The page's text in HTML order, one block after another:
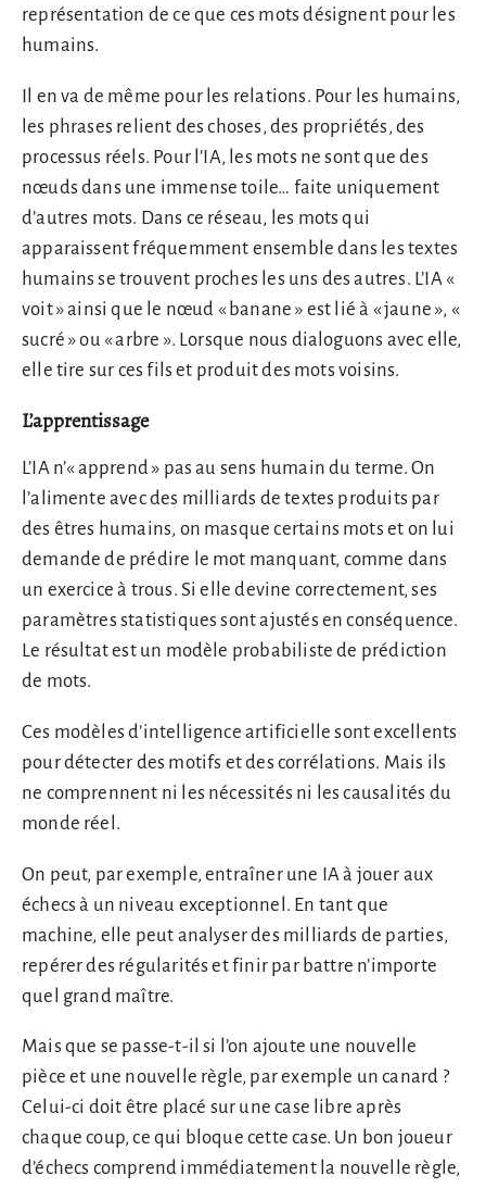
représentation de ce que ces mots désignent pour les
humains.
Il en va de même pour les relations. Pour les humains,
les phrases relient des choses, des propriétés, des
processus réels. Pour l’IA, les mots ne sont que des
nœuds dans une immense toile… faite uniquement
d’autres mots. Dans ce réseau, les mots qui
apparaissent fréquemment ensemble dans les textes
humains se trouvent proches les uns des autres. L’IA «
voit » ainsi que le nœud « banane » est lié à « jaune », «
sucré » ou « arbre ». Lorsque nous dialoguons avec elle,
elle tire sur ces fils et produit des mots voisins.
L’apprentissage
L’IA n’« apprend » pas au sens humain du terme. On
l’alimente avec des milliards de textes produits par
des êtres humains, on masque certains mots et on lui
demande de prédire le mot manquant, comme dans
un exercice à trous. Si elle devine correctement, ses
paramètres statistiques sont ajustés en conséquence.
Le résultat est un modèle probabiliste de prédiction
de mots.
Ces modèles d’intelligence artificielle sont excellents
pour détecter des motifs et des corrélations. Mais ils
ne comprennent ni les nécessités ni les causalités du
monde réel.
On peut, par exemple, entraîner une IA à jouer aux
échecs à un niveau exceptionnel. En tant que
machine, elle peut analyser des milliards de parties,
repérer des régularités et finir par battre n’importe
quel grand maître.
Mais que se passe-t-il si l’on ajoute une nouvelle
pièce et une nouvelle règle, par exemple un canard ?
Celui-ci doit être placé sur une case libre après
chaque coup, ce qui bloque cette case. Un bon joueur
d’échecs comprend immédiatement la nouvelle règle,